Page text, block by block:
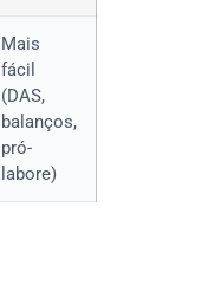
Mais
fácil
(DAS,
balanços,
pró-
labore)